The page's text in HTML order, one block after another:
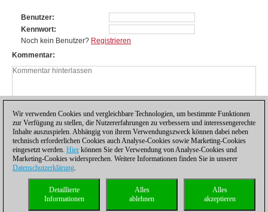
Benutzer
Kennwort
Noch kein Benutzer? Registrieren
Kommentar
Datenschutzhinweis| Kontakt| |Lizenzen
Compliance Hotline|
Wir verwenden Cookies und vergleichbare Technologien, um bestimmte Funktionen
zur Verfügung zu stellen, die Nutzererfahrungen zu verbessern und interessengerechte
Inhalte auszuspielen. Abhängig von ihrem Verwendungszweck können dabei neben
technisch erforderlichen Cookies auch Analyse-Cookies sowie Marketing-Cookies
eingesetzt werden. Hier können Sie der Verwendung von Analyse-Cookies und
Marketing-Cookies widersprechen. Weitere Informationen finden Sie in unserer
Datenschutzerklärung.
Alles
akzeptieren
Alles
ablehnen
Detaillierte
Informationen